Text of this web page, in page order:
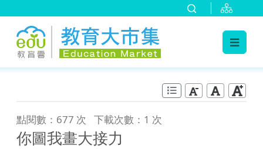
點閱數：677 次 下載次數：1 次
你圖我畫大接力